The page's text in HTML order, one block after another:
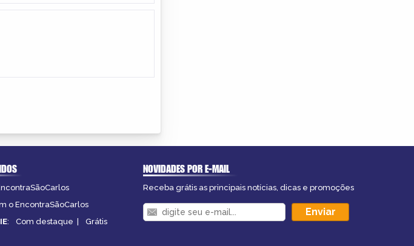
o EncontraSãoCarlos
: Com destaque | Grátis
NOVIDADES POR E-MAIL
Receba grátis as principais notícias, dicas e promoções